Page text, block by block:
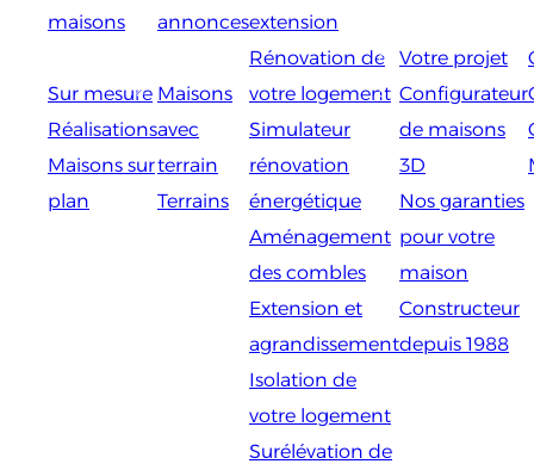
maisons
Sur mesure
Réalisations
Maisons sur
plan
annonces
Maisons
avec
terrain
Terrains
extension
Rénovation de
votre logement
Simulateur
rénovation
énergétique
Aménagement
des combles
Extension et
agrandissement
Isolation de
votre logement
Surélévation de
Votre projet
Configurateur
de maisons
3D
Nos garanties
pour votre
maison
Constructeur
depuis 1988